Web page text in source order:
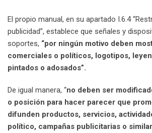
El propio manual, en su apartado I.6.4
publicidad”, establece que señales y
soportes, “por ningún motivo deben
comerciales o políticos, logotipos,
pintados o adosados”.
De igual manera, “no deben ser
o posición para hacer parecer que
difunden productos, servicios,
político, campañas publicitarias o